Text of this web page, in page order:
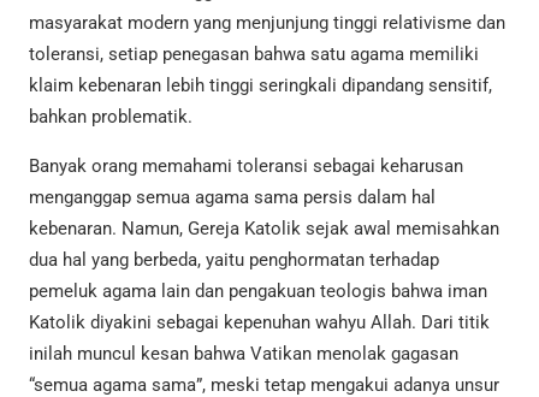
masyarakat modern yang menjunjung tinggi relativisme dan
toleransi, setiap penegasan bahwa satu agama memiliki
klaim kebenaran lebih tinggi seringkali dipandang sensitif,
bahkan problematik.
Banyak orang memahami toleransi sebagai keharusan
menganggap semua agama sama persis dalam hal
kebenaran. Namun, Gereja Katolik sejak awal memisahkan
dua hal yang berbeda, yaitu penghormatan terhadap
pemeluk agama lain dan pengakuan teologis bahwa iman
Katolik diyakini sebagai kepenuhan wahyu Allah. Dari titik
inilah muncul kesan bahwa Vatikan menolak gagasan
“semua agama sama”, meski tetap mengakui adanya unsur